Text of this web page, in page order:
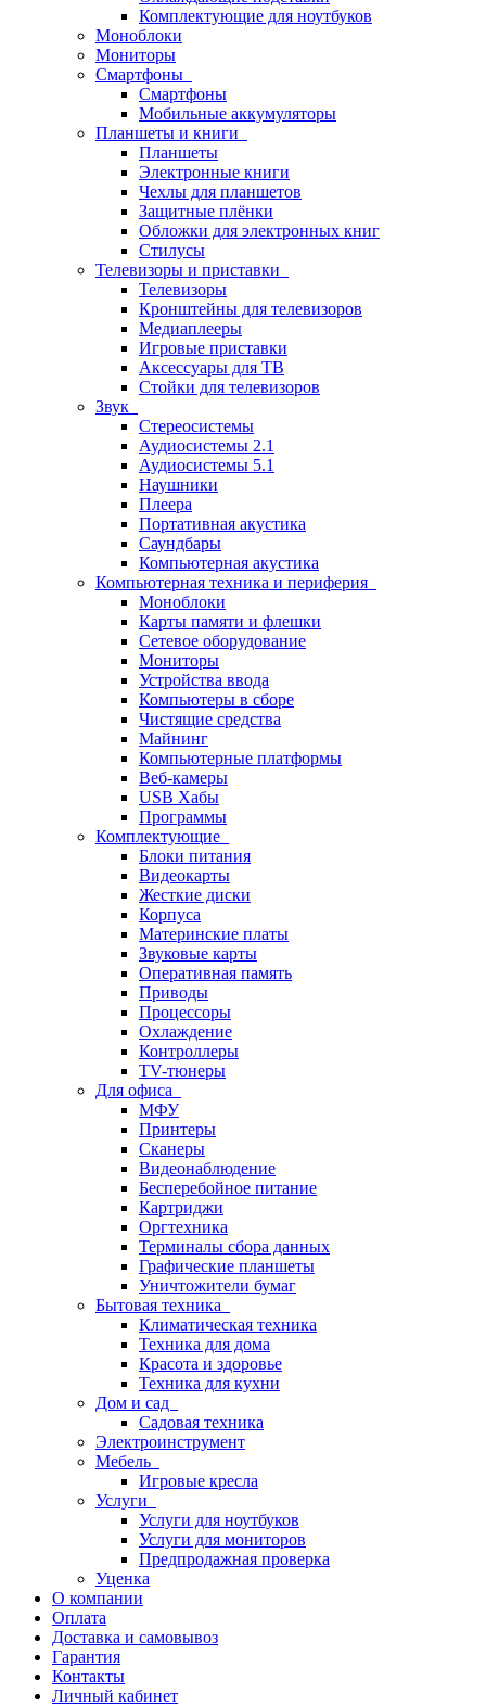
Комплектующие для ноутбуков
Моноблоки
Мониторы
Смартфоны
Смартфоны
Мобильные аккумуляторы
Планшеты и книги
Планшеты
Электронные книги
Чехлы для планшетов
Защитные плёнки
Обложки для электронных книг
Стилусы
Телевизоры и приставки
Телевизоры
Кронштейны для телевизоров
Медиаплееры
Игровые приставки
Аксессуары для ТВ
Стойки для телевизоров
Звук
Стереосистемы
Аудиосистемы 2.1
Аудиосистемы 5.1
Наушники
Плеера
Портативная акустика
Саундбары
Компьютерная акустика
Компьютерная техника и периферия
Моноблоки
Карты памяти и флешки
Сетевое оборудование
Мониторы
Устройства ввода
Компьютеры в сборе
Чистящие средства
Майнинг
Компьютерные платформы
Веб-камеры
USB Хабы
Программы
Комплектующие
Блоки питания
Видеокарты
Жесткие диски
Корпуса
Материнские платы
Звуковые карты
Оперативная память
Приводы
Процессоры
Охлаждение
Контроллеры
TV-тюнеры
Для офиса
МФУ
Принтеры
Сканеры
Видеонаблюдение
Бесперебойное питание
Картриджи
Оргтехника
Терминалы сбора данных
Графические планшеты
Уничтожители бумаг
Бытовая техника
Климатическая техника
Техника для дома
Красота и здоровье
Техника для кухни
Дом и сад
Садовая техника
Электроинструмент
Мебель
Игровые кресла
Услуги
Услуги для ноутбуков
Услуги для мониторов
Предпродажная проверка
Уценка
О компании
Оплата
Доставка и самовывоз
Гарантия
Контакты
Личный кабинет